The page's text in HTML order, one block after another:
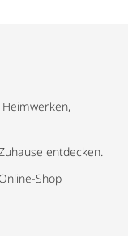
entdecken.
Shop